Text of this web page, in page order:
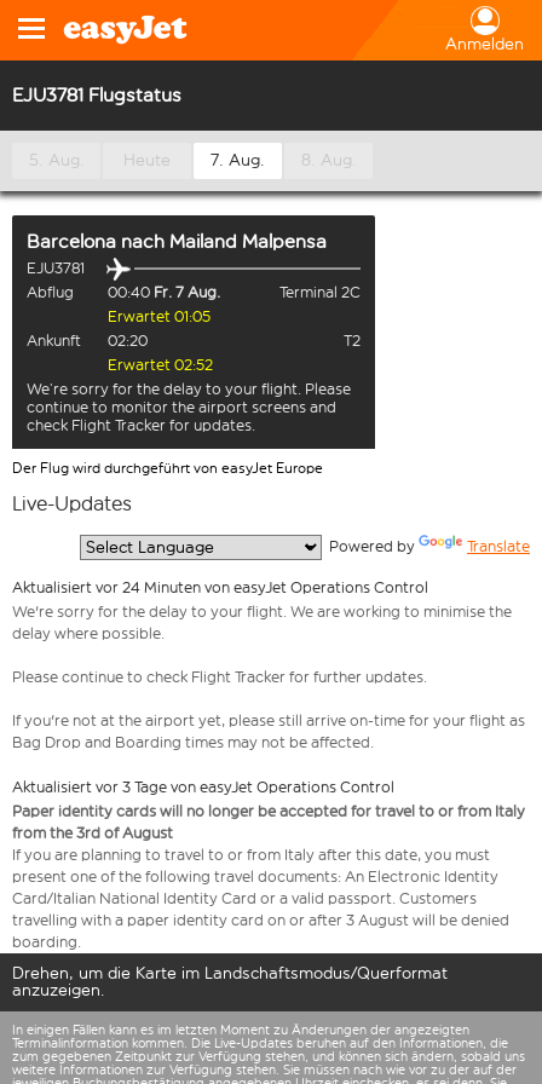
Anmelden
EJU3781 Flugstatus
5. Aug. Heute 7. Aug. 8. Aug.
Barcelona nach Mailand Malpensa
EJU3781
Abflug
00:40 Fr. 7 Aug.
Terminal 2C
Erwartet 01:05
Ankunft
02:20
T2
Erwartet 02:52
We’re sorry for the delay to your flight. Please
continue to monitor the airport screens and
check Flight Tracker for updates.
Der Flug wird durchgeführt von easyJet Europe
Live-Updates
Powered by Translate
Aktualisiert vor 24 Minuten von easyJet Operations Control
We're sorry for the delay to your flight. We are working to minimise the
delay where possible.
Please continue to check Flight Tracker for further updates.
If you're not at the airport yet, please still arrive on-time for your flight as
Bag Drop and Boarding times may not be affected.
Aktualisiert vor 3 Tage von easyJet Operations Control
Paper identity cards will no longer be accepted for travel to or from Italy
from the 3rd of August
If you are planning to travel to or from Italy after this date, you must
present one of the following travel documents: An Electronic Identity
Card/Italian National Identity Card or a valid passport. Customers
travelling with a paper identity card on or after 3 August will be denied
boarding.
Drehen, um die Karte im Landschaftsmodus/Querformat
anzuzeigen.
In einigen Fällen kann es im letzten Moment zu Änderungen der angezeigten
Terminalinformation kommen. Die Live-Updates beruhen auf den Informationen, die
zum gegebenen Zeitpunkt zur Verfügung stehen, und können sich ändern, sobald uns
weitere Informationen zur Verfügung stehen. Sie müssen nach wie vor zu der auf der